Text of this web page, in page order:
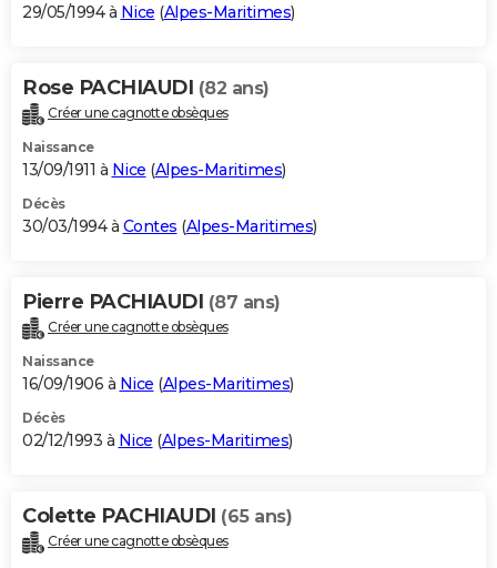
29/05/1994 à Nice (Alpes-Maritimes)
Rose PACHIAUDI (82 ans)
Créer une cagnotte obsèques
Naissance
13/09/1911 à Nice (Alpes-Maritimes)
Décès
30/03/1994 à Contes (Alpes-Maritimes)
Pierre PACHIAUDI (87 ans)
Créer une cagnotte obsèques
Naissance
16/09/1906 à Nice (Alpes-Maritimes)
Décès
02/12/1993 à Nice (Alpes-Maritimes)
Colette PACHIAUDI (65 ans)
Créer une cagnotte obsèques